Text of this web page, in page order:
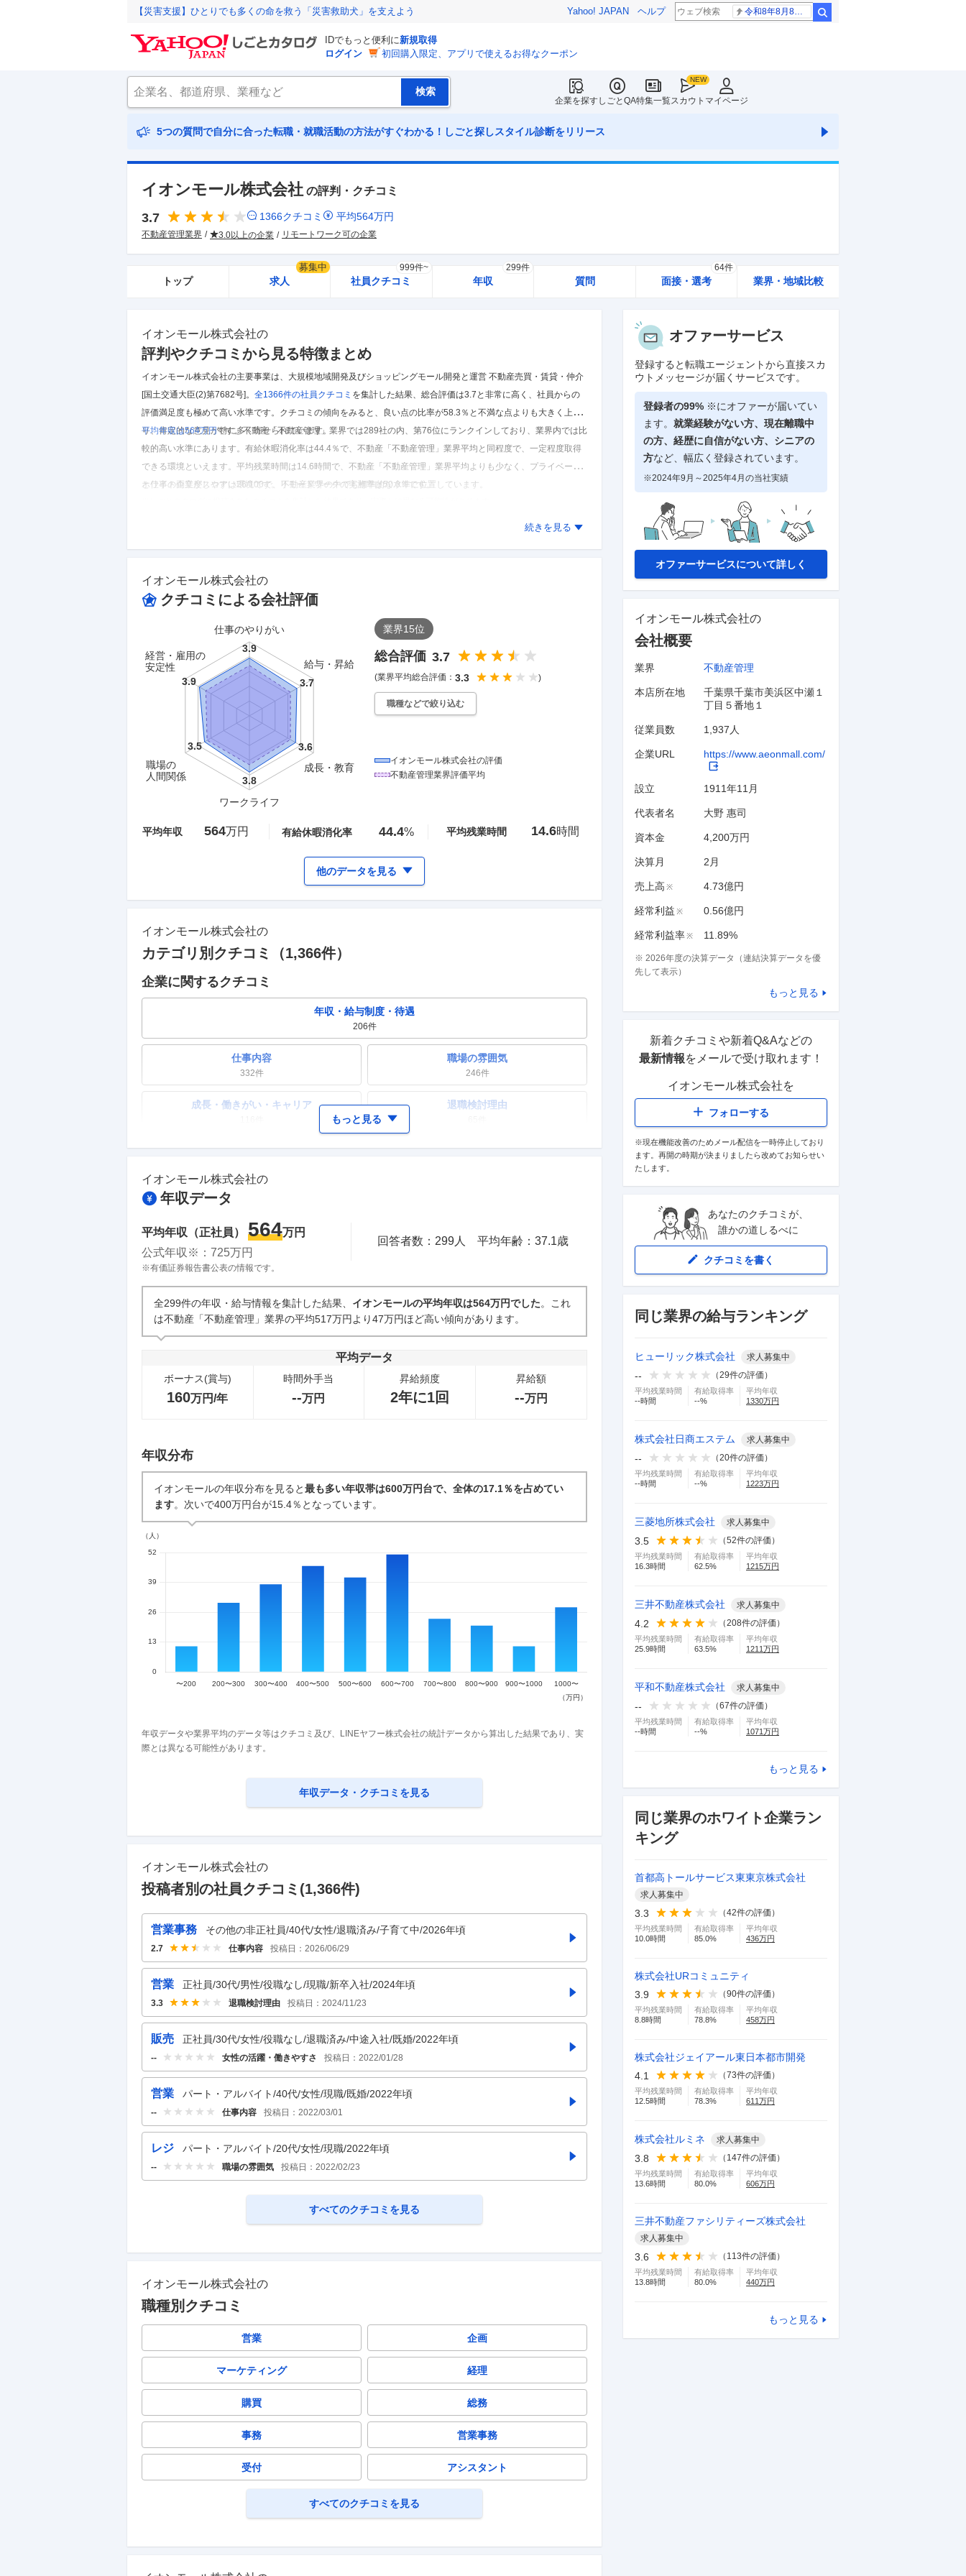
【災害支援】ひとりでも多くの命を救う「災害救助犬」を支えよう Yahoo! JAPAN ヘルプ
IDでもっと便利に新規取得
ログイン
初回購入限定、アプリで使えるお得なクーポン
企業を探すしごとQA特集一覧スカウト マイページ
5つの質問で自分に合った転職・就職活動の方法がすぐわかる！しごと探しスタイル診断をリリース
イオンモール株式会社 の評判・クチコミ
3.7 1366クチコミ 平均564万円
不動産管理業界 3.0以上の企業 リモートワーク可の企業
トップ 求人
募集中
社員クチコミ
999件~
年収
299件
質問 面接・選考
64件
業界・地域比較
イオンモール株式会社の
評判やクチコミから見る特徴まとめ
イオンモール株式会社の主要事業は、大規模地域開発及びショッピングモール開発と運営 不動産売買・賃貸・仲介
[国土交通大臣(2)第7682号]。 全1366件の社員クチコミ を集計した結果、 総合評価は3.7と非常に高く、社員からの
評価満足度も極めて高い水準です。 クチコミの傾向をみると、良い点の比率が58.3％と不満な点よりも大きく上回
り、肯定的な意見が特に多く寄せられています。
平均年収は564万円です。不動産「不動産管理」業界では289社の内、第76位にランクインしており、業界内では比
較的高い水準にあります。 有給休暇消化率は44.4％で、不動産「不動産管理」業界平均と同程度で、一定程度取得
できる環境といえます。 平均残業時間は14.6時間で、不動産「不動産管理」業界平均よりも少なく、プライベート
と仕事の両立がしやすい環境です。
リモートワークの実施率は50.0％です。
ホワイト企業度スコアは26/100で、不動産業界の中でも標準的な水準に位置しています。
続きを見る
イオンモール株式会社の
クチコミによる会社評価
業界15位
総合評価 3.7
(業界平均総合評価： 3.3 )
職種などで絞り込む
仕事のやりがい
給与・昇給
成長・教育
ワークライフ
職場の
人間関係
経営・雇用の
安定性
イオンモール株式会社の評価
不動産管理業界評価平均
平均年収 564万円 有給休暇消化率 44.4% 平均残業時間 14.6時間
他のデータを見る
イオンモール株式会社の
カテゴリ別クチコミ（1,366件）
企業に関するクチコミ
年収・給与制度・待遇
206件
仕事内容
332件
職場の雰囲気
246件
成長・働きがい・キャリア 退職検討理由
ワークライフバランス 女性の活躍・働きやすさ
人事・評価制度
30
入社理由・入社後ギャップ
企業の選考に関するクチコミ
中途採用面接・選考
0件
新卒採用面接・選考
4件
もっと見る
イオンモール株式会社の
年収データ
平均年収（正社員） 564万円
公式年収※： 725万円
回答者数： 299 人 平均年齢：37.1歳
※有価証券報告書公表の情報です。
全299件の年収・給与情報を集計した結果、 イオンモールの平均年収は564万円でした。これ
は不動産「不動産管理」業界の平均517万円より47万円ほど高い傾向があります。
平均データ
ボーナス(賞与)
160万円/年
時間外手当
--万円
昇給頻度
2年に1回
昇給額
--万円
年収分布
イオンモールの年収分布を見ると最も多い年収帯は600万円台で、全体の17.1％を占めてい
ます。次いで400万円台が15.4％となっています。
年収データや業界平均のデータ等はクチコミ及び、LINEヤフー株式会社の統計データから算出した結果であり、実
際とは異なる可能性があります。
年収データ・クチコミを見る
イオンモール株式会社の
投稿者別の社員クチコミ(1,366件)
営業事務 その他の非正社員/40代/女性/退職済み/子育て中/2026年頃
2.7 仕事内容 投稿日： 2026/06/29
営業 正社員/30代/男性/役職なし/現職/新卒入社/2024年頃
3.3 退職検討理由 投稿日： 2024/11/23
販売 正社員/30代/女性/役職なし/退職済み/中途入社/既婚/2022年頃
-- 女性の活躍・働きやすさ 投稿日： 2022/01/28
営業 パート・アルバイト/40代/女性/現職/既婚/2022年頃
-- 仕事内容 投稿日： 2022/03/01
レジ パート・アルバイト/20代/女性/現職/2022年頃
-- 職場の雰囲気 投稿日： 2022/02/23
すべてのクチコミを見る
イオンモール株式会社の
職種別クチコミ
営業 企画
マーケティング 経理
購買 総務
事務 営業事務
受付 アシスタント
すべてのクチコミを見る
オファーサービス
登録すると転職エージェントから直接スカ
ウトメッセージが届くサービスです。
登録者の99% ※にオファーが届いてい
ます。 就業経験がない方、現在離職中
の方、 経歴に自信がない方、シニアの
方など、幅広く登録されています。
※2024年9月～2025年4月の当社実績
オファーサービスについて詳しく
イオンモール株式会社の
会社概要
業界 不動産管理
本店所在地
千葉県千葉市美浜区中瀬１
丁目５番地１
従業員数 1,937人
企業URL https://www.aeonmall.com/
設立 1911年11月
代表者名 大野 惠司
資本金 4,200万円
決算月 2月
売上高 ※ 4.73億円
経常利益 ※ 0.56億円
経常利益率※ 11.89%
※ 2026年度の決算データ（連結決算データを優
先して表示）
もっと見る
新着クチコミや新着Q&Aなどの
最新情報をメールで受け取れます！
イオンモール株式会社を
フォローする
※現在機能改善のためメール配信を一時停止しており
ます。再開の時期が決まりましたら改めてお知らせい
たします。
あなたのクチコミが、
誰かの道しるべに
クチコミを書く
同じ業界の給与ランキング
ヒューリック株式会社 求人募集中
-- （29件の評価）
平均残業時間
--時間
有給取得率
--%
平均年収
1330万円
株式会社日商エステム 求人募集中
-- （20件の評価）
平均残業時間
--時間
有給取得率
--%
平均年収
1223万円
三菱地所株式会社 求人募集中
3.5 （52件の評価）
平均残業時間
16.3時間
有給取得率
62.5%
平均年収
1215万円
三井不動産株式会社 求人募集中
4.2 （208件の評価）
平均残業時間
25.9時間
有給取得率
63.5%
平均年収
1211 万円
平和不動産株式会社 求人募集中
-- （67件の評価）
平均残業時間
--時間
有給取得率
--%
平均年収
1071 万円
もっと見る
同じ業界のホワイト企業ラン
キング
首都高トールサービス東東京株式会社
求人募集中
3.3 （42件の評価）
平均残業時間
10.0時間
有給取得率
85.0%
平均年収
436万円
株式会社URコミュニティ
3.9
（90件の評価）
平均残業時間
8.8時間
有給取得率
78.8%
平均年収
458万円
株式会社ジェイアール東日本都市開発
4.1
（73件の評価）
平均残業時間
12.5時間
有給取得率
78.3%
平均年収
611 万円
株式会社ルミネ 求人募集中
3.8 （ 147件の評価）
平均残業時間
13.6時間
有給取得率
80.0%
平均年収
606万円
三井不動産ファシリティーズ株式会社
求人募集中
3.6 （ 113件の評価）
平均残業時間
13.8時間
有給取得率
80.0%
平均年収
440万円
もっと見る